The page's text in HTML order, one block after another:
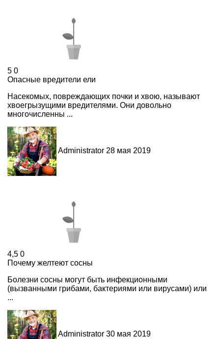
5 0
Опасные вредители ели
Насекомых, повреждающих почки и хвою, называют
хвоегрызущими вредителями. Они довольно
многочисленны ...
Administrator 28 мая 2019
4,5 0
Почему желтеют сосны
Болезни сосны могут быть инфекционными
(вызванными грибами, бактериями или вирусами) или
...
Administrator 30 мая 2019